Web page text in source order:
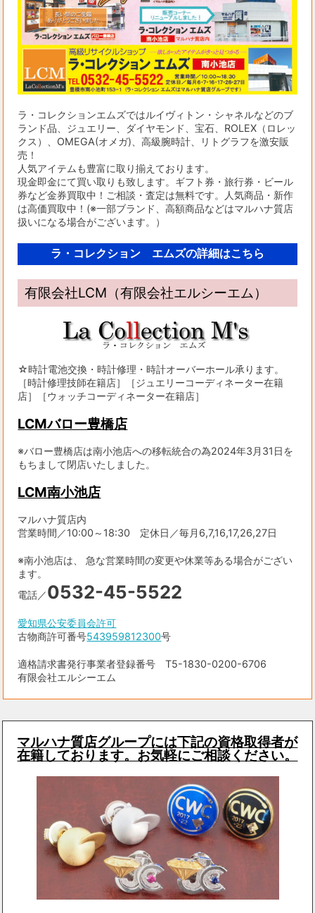
ラ・コレクションエムズではルイヴィトン・シャネルなどのブ
ランド品、ジュエリー、ダイヤモンド、宝石、ROLEX（ロレッ
クス）、OMEGA(オメガ)、高級腕時計、リトグラフを激安販
売！
人気アイテムも豊富に取り揃えております。
現金即金にて買い取りも致します。ギフト券・旅行券・ビール
券など金券買取中！ご相談・査定は無料です。人気商品・新作
は高価買取中！(※一部ブランド、高額商品などはマルハナ質店
扱いになる場合がございます。）
ラ・コレクション エムズの詳細はこちら
有限会社LCM（有限会社エルシーエム）
☆時計電池交換・時計修理・時計オーバーホール承ります。
［時計修理技師在籍店］［ジュエリーコーディネーター在籍
店］［ウォッチコーディネーター在籍店］
LCMバロー豊橋店
※バロー豊橋店は南小池店への移転統合の為2024年3月31日を
もちまして閉店いたしました。
LCM南小池店
マルハナ質店内
営業時間／10:00～18:30 定休日／毎月6,7,16,17,26,27日
※南小池店は、 急な営業時間の変更や休業等ある場合がござい
ます。
電話／0532-45-5522
愛知県公安委員会許可
古物商許可番号543959812300号
適格請求書発行事業者登録番号 T5-1830-0200-6706
有限会社エルシーエム
マルハナ質店グループには下記の資格取得者が
在籍しております。お気軽にご相談ください。